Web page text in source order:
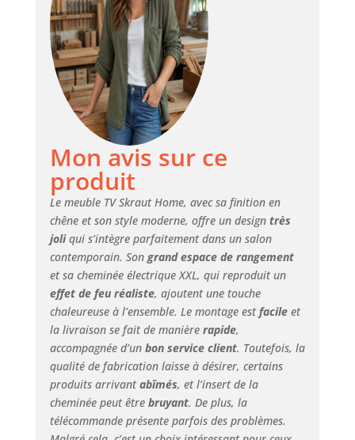
Dimensions du
module: 51 cm. de
largeur, 45 cm. de
hauteur, 35 cm. de
profondeur.
Couleur chêne et
noir avec un
poreux au touché
de haute qualité.
cheminée à Led.
Dimensions du
module : 107 cm
de large, 45 cm de
haut, 35 cm de
profondeur,
couleur chêne avec
un veinage du bois
poreux au touché
de haute qualité.
Montage facile : les
meubles Skraut
Home sont faciles
à monter grâce à
des instructions
Mon avis sur ce
produit
Le meuble TV Skraut Home, avec sa finition en
chêne et son style moderne, offre un design très
joliqui s’intègre parfaitement dans un salon
contemporain. Son grand espace de rangement
et sa cheminée électrique XXL, qui reproduit un
effet de feu réaliste, ajoutent une touche
chaleureuse à l’ensemble. Le montage estfacileet
la livraison se fait de manière rapide,
accompagnée d’un bon service client. Toutefois, la
qualité de fabrication laisse à désirer, certains
produits arrivantabîmés, et l’insert de la
cheminée peut être bruyant. De plus, la
télécommande présente parfois des problèmes.